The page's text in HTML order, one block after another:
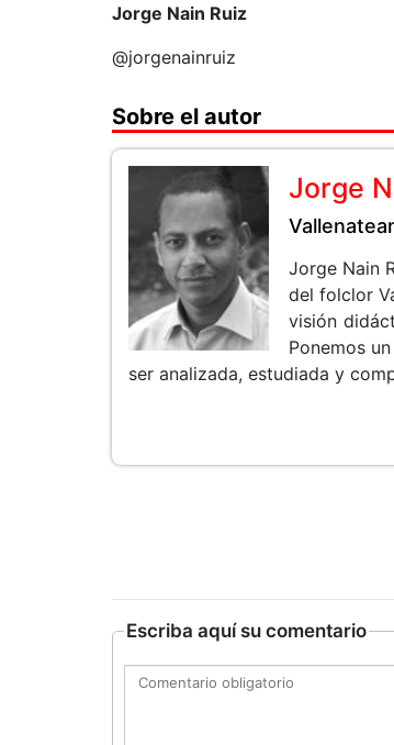
Jorge Nain Ruiz
@jorgenainruiz
Sobre el autor
Jorge
Jorge Nain
del folclor
visión
Ponemos
ser analizada, estudiada y
Escriba aquí su comentario